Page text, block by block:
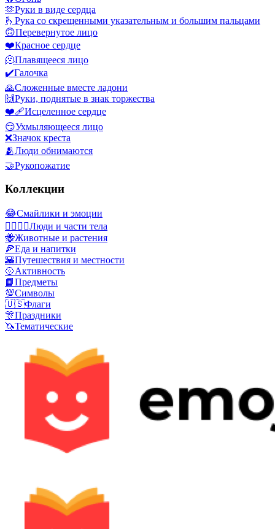
🫶Руки в виде сердца
🫰 Рука со скрещенными указательным и большим пальцами
🙃Перевернутое лицо
❤️Красное сердце
🫠Плавящееся лицо
✔️Галочка
🙏Сложенные вместе ладони
🙌Руки, поднятые в знак торжества
❤️‍🩹Исцеленное сердце
😏Ухмыляющееся лицо
❌Значок креста
🫂Люди обнимаются
🤝Рукопожатие
Коллекции
😂Смайлики и эмоции
👩‍❤️‍💋‍👨Люди и части тела
🐝Животные и растения
🍕Еда и напитки
🌇Путешествия и местности
🥎Активность
📙Предметы
💯Символы
🇺🇸Флаги
🎊Праздники
🦄Тематические